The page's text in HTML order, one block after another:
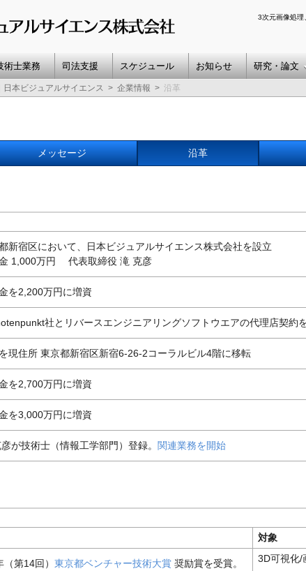
3次元画像処理
術士業務 司法支援 スケジュール お知らせ 研究・論文
本ビジュアルサイエンス 企業情報 沿革
メッセージ 沿革
新宿区において、日本ビジュアルサイエンス株式会社を設立
1,000万円 代表取締役 滝 克彦
を2,200万円に増資
社とリバースエンジニアリングソフトウエアの代理店契約
現住所 東京都新宿区新宿6-26-2コーラルビル4階に移転
を2,700万円に増資
を3,000万円に増資
が技術士（情報工学部門）登録。 関連業務を開始
対象
第14回） 東京都ベンチャー技術大賞 奨励賞を受賞。
3D可視化/